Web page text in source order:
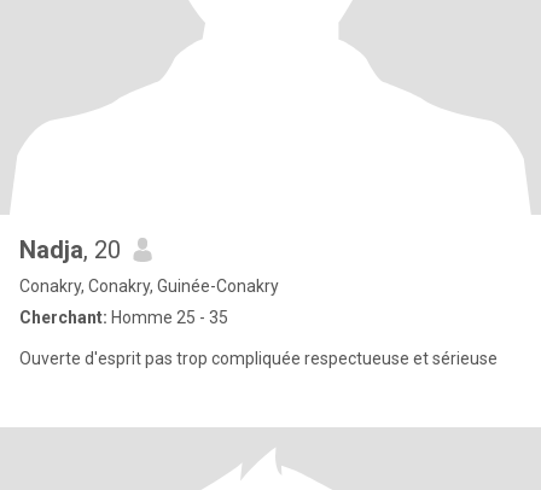
Nadja, 20
Conakry, Conakry, Guinée-Conakry
Cherchant: Homme 25 - 35
Ouverte d'esprit pas trop compliquée respectueuse et sérieuse